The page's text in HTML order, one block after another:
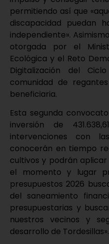
permitiendo así que
discapacidad puedan
independiente».
otorgada por el
Ecológica y el Reto
Digitalización del
comunidad de
beneficiaria.
Esta segunda
inversión de
intervenciones con
conocerán en tiempo
cultivos y podrán
el momento y lugar
presupuestos 2026
del saneamiento
presupuestarias y
nuestros vecinos y
desarrollo de Tordesillas».